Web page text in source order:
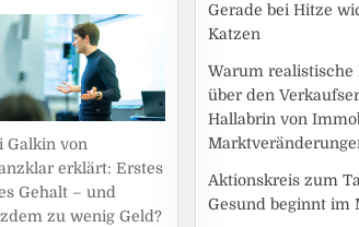
Galkin von
erklärt: Erstes
Gehalt – und
zu wenig Geld?
Gerade bei Hitze
Katzen
Warum
über den
Hallabrin von
Aktionskreis zum
Gesund beginnt im